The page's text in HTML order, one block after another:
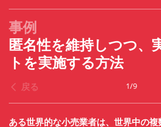
事例
匿名性を維持しつつ、
トを実施する方法
戻る 1/9
ある世界的な小売業者は、世界中の